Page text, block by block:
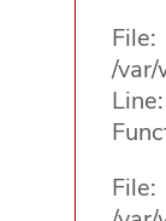
File:
/
File: